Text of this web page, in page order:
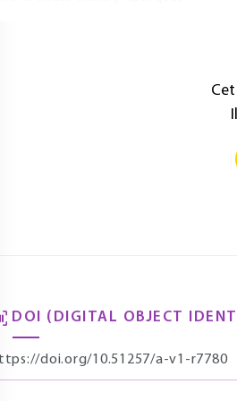
DOI (DIGITAL OBJECT
doi.org/10.51257/a-v1-r7780